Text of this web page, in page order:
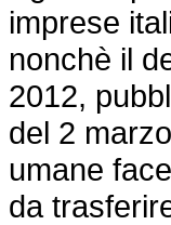
imprese
nonchè il
2012,
del 2
umane
da